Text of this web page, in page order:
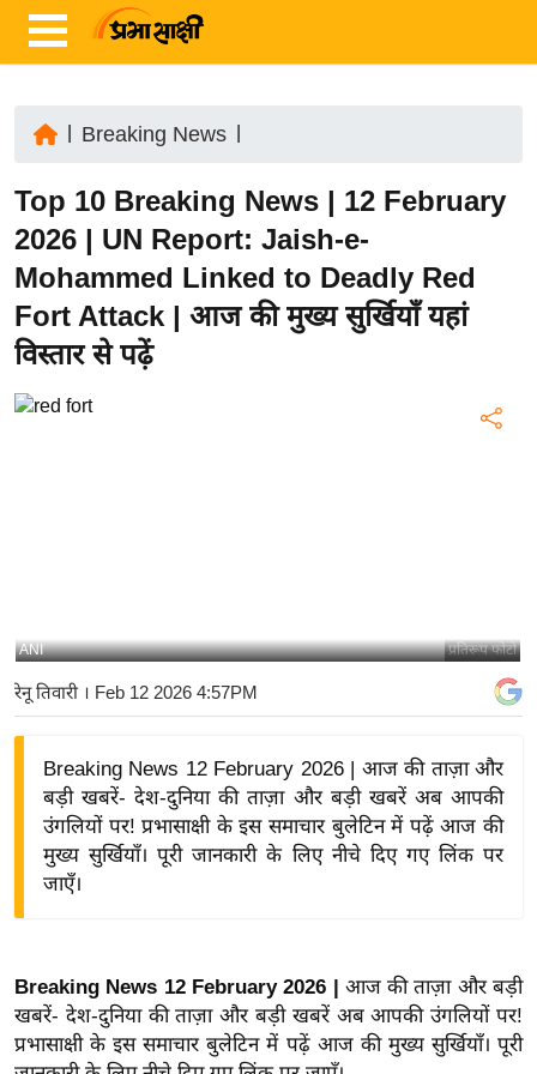
ज़ा
ख
ब
र
रा
ष्ट्री
य
ने
स
द्यो
ष
ज्ञ
रा
Breaking News
Top 10 Breaking News | 12 February
2026 | UN Report: Jaish-e-
Mohammed Linked to Deadly Red
Fort Attack | आज की मुख्य सुर्खियाँ यहां
विस्तार से पढ़ें
प्रतिरूप फोटो
ANI
रेनू तिवारी । Feb 12 2026 4:57PM
Breaking News 12 February 2026 | आज की ताज़ा और
बड़ी खबरें- देश-दुनिया की ताज़ा और बड़ी खबरें अब आपकी
उंगलियों पर! प्रभासाक्षी के इस समाचार बुलेटिन में पढ़ें आज की
मुख्य सुर्खियाँ। पूरी जानकारी के लिए नीचे दिए गए लिंक पर
जाएँ।
Breaking News 12 February 2026 | आज की ताज़ा और बड़ी
खबरें- देश-दुनिया की ताज़ा और बड़ी खबरें अब आपकी उंगलियों पर!
प्रभासाक्षी के इस समाचार बुलेटिन में पढ़ें आज की मुख्य सुर्खियाँ। पूरी